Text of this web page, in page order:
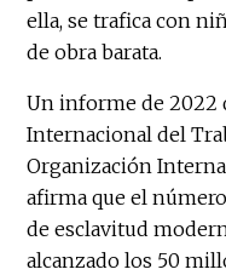
ella, se trafica con
de obra barata.
Un informe de 2022
Internacional del
Organización
afirma que el
de esclavitud
alcanzado los 50